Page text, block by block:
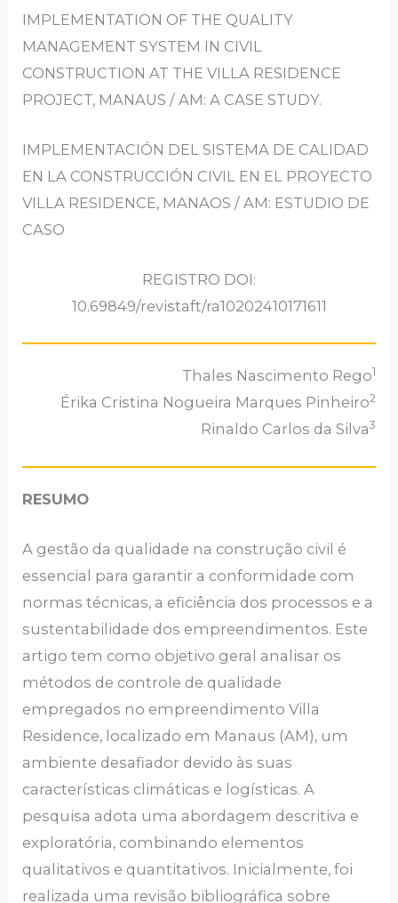
IMPLEMENTATION OF THE QUALITY
MANAGEMENT SYSTEM IN CIVIL
CONSTRUCTION AT THE VILLA RESIDENCE
PROJECT, MANAUS / AM: A CASE STUDY.
IMPLEMENTACIÓN DEL SISTEMA DE CALIDAD
EN LA CONSTRUCCIÓN CIVIL EN EL PROYECTO
VILLA RESIDENCE, MANAOS / AM: ESTUDIO DE
CASO
REGISTRO DOI:
10.69849/revistaft/ra10202410171611
Thales Nascimento Rego1
Érika Cristina Nogueira Marques Pinheiro2
Rinaldo Carlos da Silva3
RESUMO
A gestão da qualidade na construção civil é
essencial para garantir a conformidade com
normas técnicas, a eficiência dos processos e a
sustentabilidade dos empreendimentos. Este
artigo tem como objetivo geral analisar os
métodos de controle de qualidade
empregados no empreendimento Villa
Residence, localizado em Manaus (AM), um
ambiente desafiador devido às suas
características climáticas e logísticas. A
pesquisa adota uma abordagem descritiva e
exploratória, combinando elementos
qualitativos e quantitativos. Inicialmente, foi
realizada uma revisão bibliográfica sobre